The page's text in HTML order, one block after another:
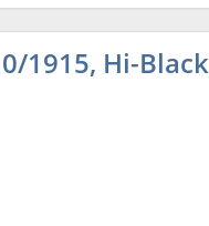
1915, Hi-